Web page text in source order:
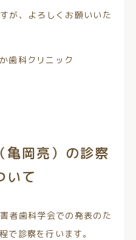
が、よろしくお願いいた
歯科クリニック
亀岡亮）の診察
いて
者歯科学会での発表のた
で診察を行います。